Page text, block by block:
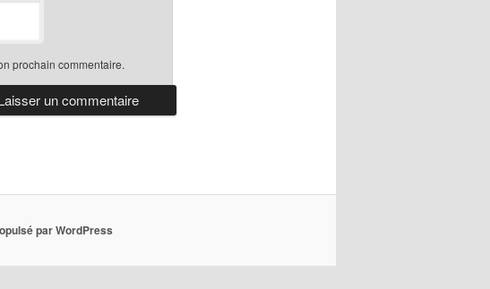
prochain commentaire.
par WordPress